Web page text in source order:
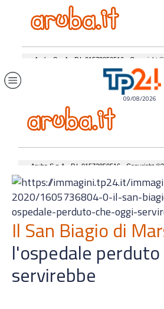
09/08/2026
Il San Biagio di
l'ospedale
servirebbe